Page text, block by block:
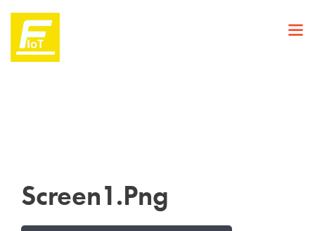
Screen1.png